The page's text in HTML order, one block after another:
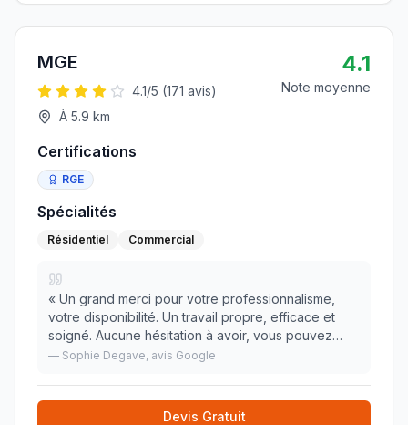
MGE
4.1/5 (171 avis)
À 5.9 km
4.1
Note moyenne
Certifications
RGE
Spécialités
Résidentiel Commercial
« Un grand merci pour votre professionnalisme,
votre disponibilité. Un travail propre, efficace et
soigné. Aucune hésitation à avoir, vous pouvez
vous laisser guider les yeux fermés ! Je
— Sophie Degave, avis Google
Devis Gratuit